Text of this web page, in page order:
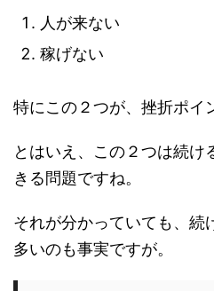
人が来ない
稼げない
特にこの２つが、挫折ポイ
とはいえ、この２つは続け
きる問題ですね。
それが分かっていても、続
多いのも事実ですが。